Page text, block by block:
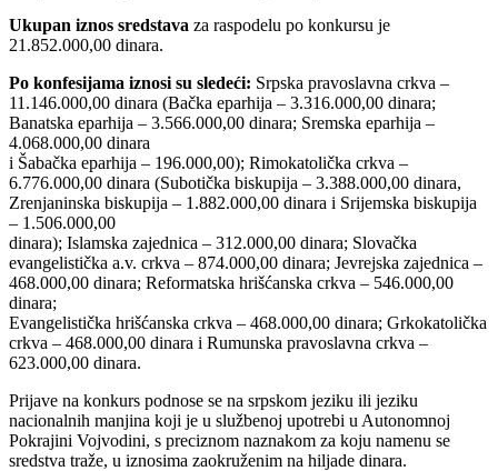
Ukupan iznos sredstava za raspodelu po konkursu je
21.852.000,00 dinara.
Po konfesijama iznosi su sledeći: Srpska pravoslavna crkva –
11.146.000,00 dinara (Bačka eparhija – 3.316.000,00 dinara;
Banatska eparhija – 3.566.000,00 dinara; Sremska eparhija –
4.068.000,00 dinara
i Šabačka eparhija – 196.000,00); Rimokatolička crkva –
6.776.000,00 dinara (Subotička biskupija – 3.388.000,00 dinara,
Zrenjaninska biskupija – 1.882.000,00 dinara i Srijemska biskupija
– 1.506.000,00
dinara); Islamska zajednica – 312.000,00 dinara; Slovačka
evangelistička a.v. crkva – 874.000,00 dinara; Jevrejska zajednica –
468.000,00 dinara; Reformatska hrišćanska crkva – 546.000,00
dinara;
Evangelistička hrišćanska crkva – 468.000,00 dinara; Grkokatolička
crkva – 468.000,00 dinara i Rumunska pravoslavna crkva –
623.000,00 dinara.
Prijave na konkurs podnose se na srpskom jeziku ili jeziku
nacionalnih manjina koji je u službenoj upotrebi u Autonomnoj
Pokrajini Vojvodini, s preciznom naznakom za koju namenu se
sredstva traže, u iznosima zaokruženim na hiljade dinara.